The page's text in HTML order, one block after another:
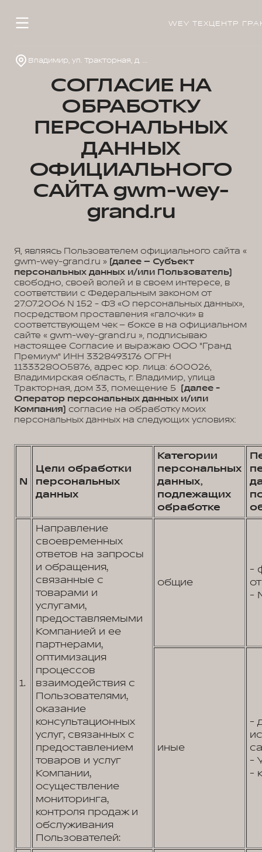
WEY ТЕХЦЕНТР
Владимир, ул. Тракторная, д. 33
СОГЛАСИЕ НА
ОБРАБОТКУ
ПЕРСОНАЛЬНЫХ
ДАННЫХ
ОФИЦИАЛЬНОГО
САЙТА gwm-wey-
grand.ru
Я, являясь Пользователем официального сайта «
gwm-wey-grand.ru » (далее – Субъект
персональных данных и/или Пользователь)
свободно, своей волей и в своем интересе, в
соответствии с Федеральным законом от
27.07.2006 N 152 - ФЗ «О персональных данных»,
посредством проставления «галочки» в
соответствующем чек – боксе в на официальном
сайте « gwm-wey-grand.ru », подписываю
настоящее Согласие и выражаю ООО "Гранд
Премиум" ИНН 3328493176 ОГРН
1133328005876, адрес юр. лица: 600026,
Владимирская область, г. Владимир, улица
Тракторная, дом 33, помещение 5 (далее -
Оператор персональных данных и/или
Компания) согласие на обработку моих
персональных данных на следующих условиях:
N
Цели обработки
персональных
данных
Категории
персональных
данных,
подлежащих
обработке
1.
Направление
своевременных
ответов на запросы
и обращения,
связанные с
товарами и
услугами,
предоставляемыми
Компанией и ее
партнерами,
оптимизация
процессов
взаимодействия с
Пользователями,
оказание
консультационных
услуг, связанных с
предоставлением
товаров и услуг
Компании,
осуществление
мониторинга,
контроля продаж и
обслуживания
Пользователей:
общие
-
-
иные
-
-
-